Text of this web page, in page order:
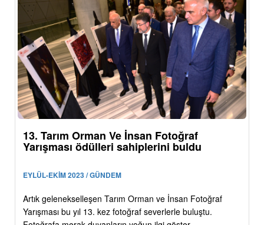
13. Tarım Orman Ve İnsan Fotoğraf
Yarışması ödülleri sahiplerini buldu
EYLÜL-EKİM 2023 / GÜNDEM
Artık gelenekselleşen Tarım Orman ve İnsan Fotoğraf
Yarışması bu yıl 13. kez fotoğraf severlerle buluştu.